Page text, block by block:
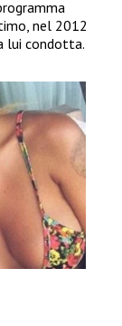
nel 2012
lui condotta.